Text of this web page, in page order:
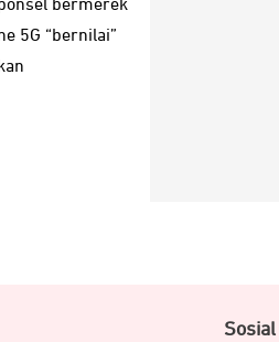
bermerek
5G “bernilai”